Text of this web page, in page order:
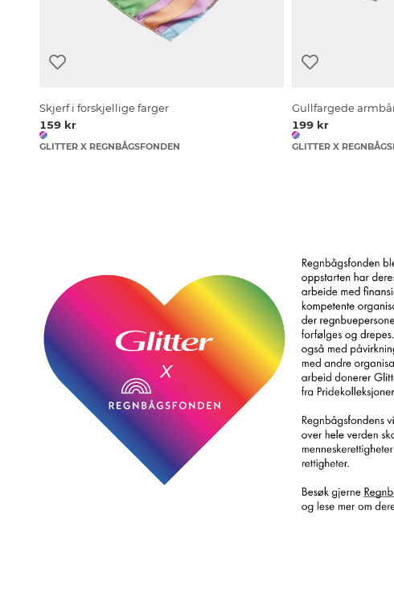
Skjerf i forskjellige farger
159 kr
GLITTER X REGNBÅGSFONDEN
Gullfargede
199 kr
GLITTER X